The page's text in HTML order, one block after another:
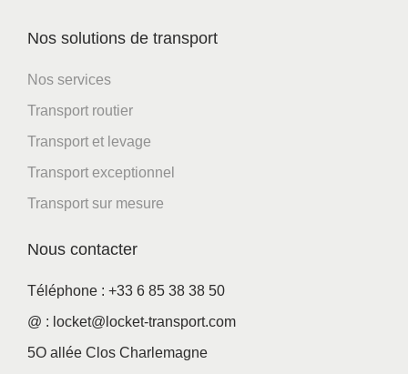
Nos solutions de transport
Nos services
Transport routier
Transport et levage
Transport exceptionnel
Transport sur mesure
Nous contacter
Téléphone : +33 6 85 38 38 50
@ : locket@locket-transport.com
5O allée Clos Charlemagne